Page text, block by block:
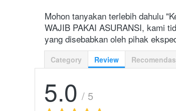
Mohon tanyakan terlebih dahulu
WAJIB PAKAI ASURANSI, kami
yang disebabkan oleh pihak
Category Review
5.0 / 5